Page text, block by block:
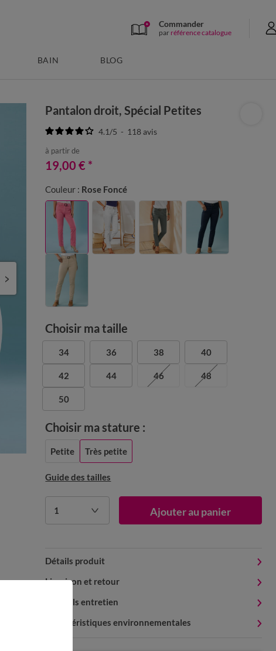
Commander
par référence catalogue
BAIN BLOG
Pantalon droit, Spécial Petites
4.1/5 - 118avis
à partir de
19,00 € *
Couleur : Rose Foncé
Choisir ma taille
34 36 38 40
42 44 46 48
50
Guide des tailles
Choisir ma stature :
Petite Très petite
1 Ajouter au panier
Détails produit
Livraison et retour
Conseils entretien
Caractéristiques environnementales